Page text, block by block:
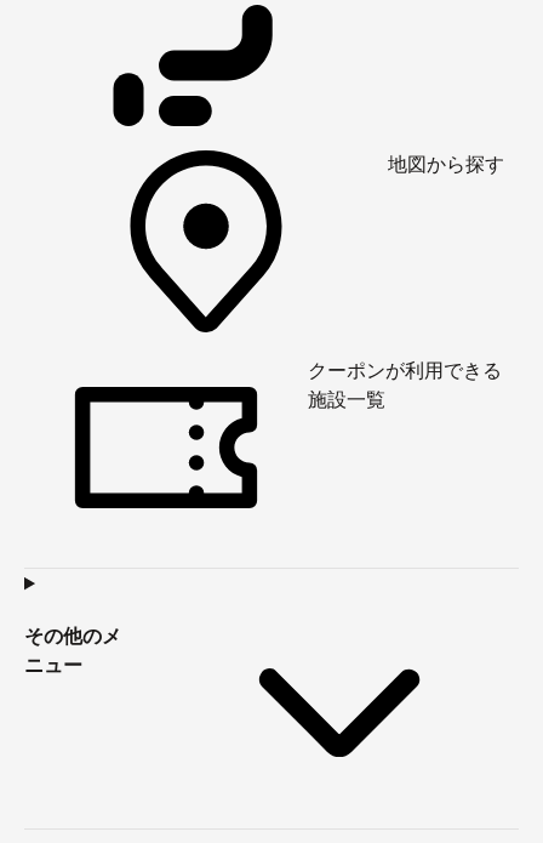
地図から探す
クーポンが利用できる
施設一覧
その他のメ
ニュー